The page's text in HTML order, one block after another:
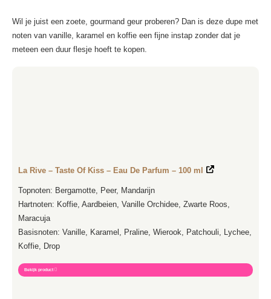
Wil je juist een zoete, gourmand geur proberen? Dan is deze dupe met
noten van vanille, karamel en koffie een fijne instap zonder dat je
meteen een duur flesje hoeft te kopen.
La Rive – Taste Of Kiss – Eau De Parfum – 100 ml
Topnoten: Bergamotte, Peer, Mandarijn
Hartnoten: Koffie, Aardbeien, Vanille Orchidee, Zwarte Roos,
Maracuja
Basisnoten: Vanille, Karamel, Praline, Wierook, Patchouli, Lychee,
Koffie, Drop
Bekijk product